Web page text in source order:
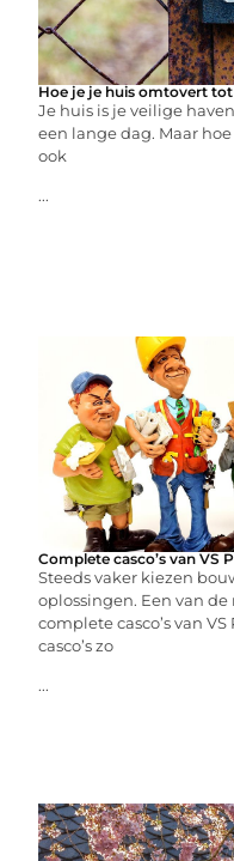
Hoe je je huis omtovert
Je huis is je veilige
een lange dag. Maar
ook
...
Complete casco’s van VS
Steeds vaker kiezen
oplossingen. Een van
complete casco’s van
casco’s zo
...